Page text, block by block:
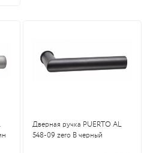
Дверная ручка PUERTO AL
548-09 zero B черный